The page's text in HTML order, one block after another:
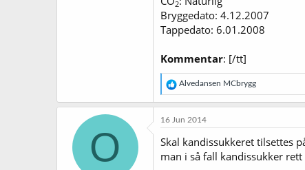
2
Bryggedato: 4.12.2007
Tappedato: 6.01.2008
Kommentar: [/tt]
R
e
a
j
o
n
Alvedansen MCbrygg
O
16 Jun 2014
Skal kandissukkeret tilsettes
man i så fall kandissukker